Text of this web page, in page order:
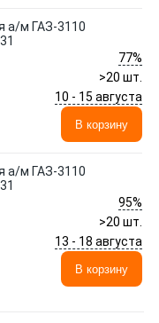
а/м ГАЗ-3110
77%
>20 шт.
10 - 15 августа
В корзину
а/м ГАЗ-3110
95%
>20 шт.
13 - 18 августа
В корзину